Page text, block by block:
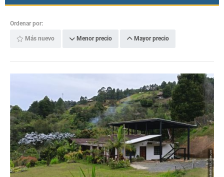
Ordenar por:
Más nuevo Menor precio Mayor precio